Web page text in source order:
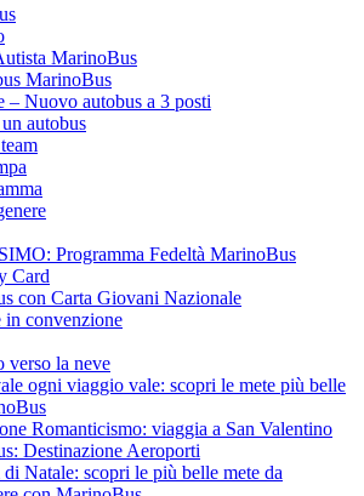
MarinoBus
MarinoBus
– Nuovo autobus a 3 posti
autobus
Programma Fedeltà MarinoBus
Card
con Carta Giovani Nazionale
in convenzione
verso la neve
ogni viaggio vale: scopri le mete più belle
Romanticismo: viaggia a San Valentino
Destinazione Aeroporti
Natale: scopri le più belle mete da